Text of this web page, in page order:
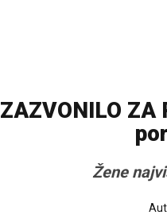
ZAZVONILO
Žene